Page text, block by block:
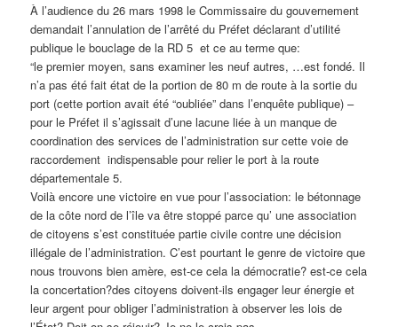
À l’audience du 26 mars 1998 le Commissaire du gouvernement
demandait l’annulation de l’arrêté du Préfet déclarant d’utilité
publique le bouclage de la RD 5 et ce au terme que:
“le premier moyen, sans examiner les neuf autres, …est fondé. Il
n’a pas été fait état de la portion de 80 m de route à la sortie du
port (cette portion avait été “oubliée” dans l’enquête publique) –
pour le Préfet il s’agissait d’une lacune liée à un manque de
coordination des services de l’administration sur cette voie de
raccordement indispensable pour relier le port à la route
départementale 5.
Voilà encore une victoire en vue pour l’association: le bétonnage
de la côte nord de l’île va être stoppé parce qu’ une association
de citoyens s’est constituée partie civile contre une décision
illégale de l’administration. C’est pourtant le genre de victoire que
nous trouvons bien amère, est-ce cela la démocratie? est-ce cela
la concertation?des citoyens doivent-ils engager leur énergie et
leur argent pour obliger l’administration à observer les lois de